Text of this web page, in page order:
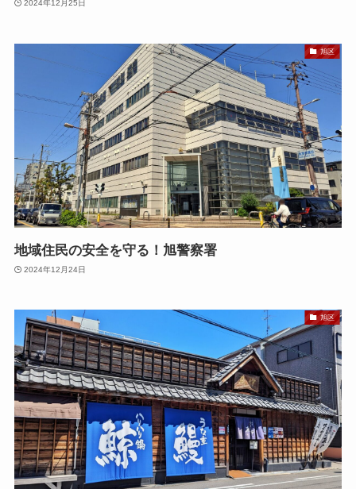
2024年12月25日
旭区
地域住民の安全を守る！旭警察署
2024年12月24日
旭区